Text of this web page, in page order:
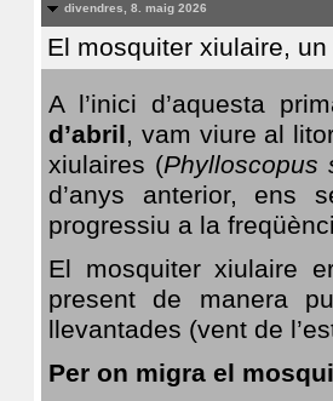
divendres, 8. maig 2026
El mosquiter xiulaire,
A l’inici d’aquesta
d’abril, vam viure al
xiulaires (Phylloscopus
d’anys anterior, ens
progressiu a la
El mosquiter xiulaire
present de manera
llevantades (vent de
Per on migra el